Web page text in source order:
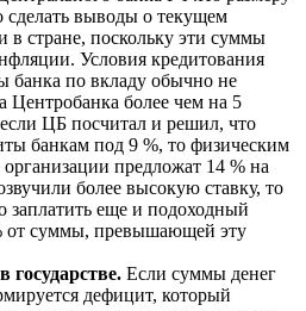
выводы о текущем
в стране, поскольку эти суммы
Условия кредитования
банка по вкладу обычно не
более чем на 5
ЦБ посчитал и решил, что
банкам под 9 %, то физическим
предложат 14 % на
более высокую ставку, то
заплатить еще и подоходный
от суммы, превышающей эту
государстве. Если суммы денег
дефицит, который